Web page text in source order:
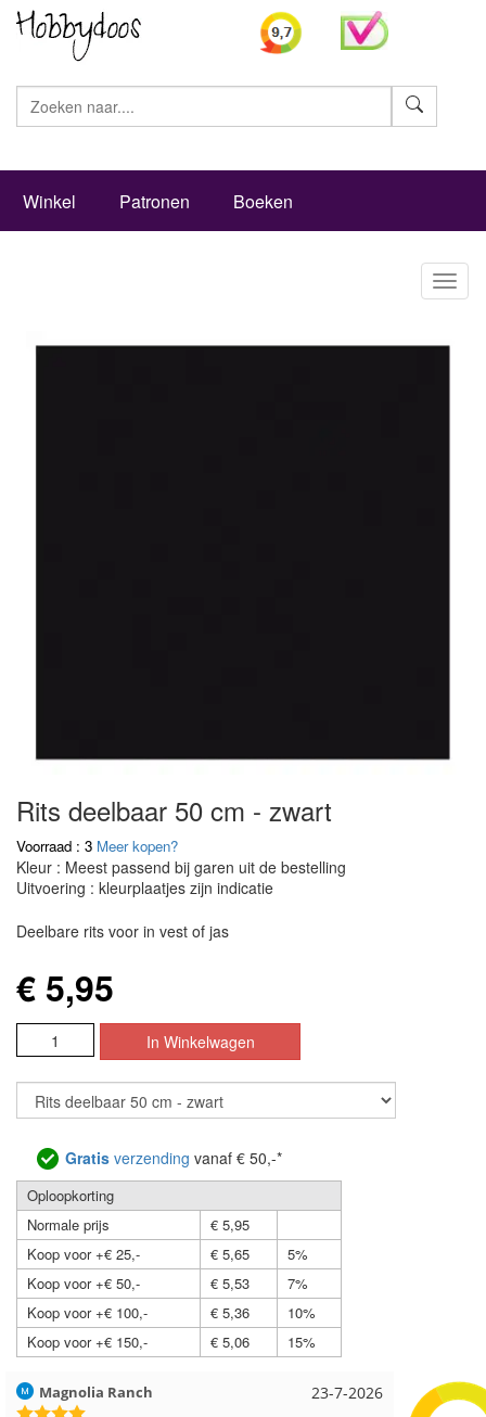
Winkel Patronen Boeken
Rits deelbaar 50 cm - zwart
Voorraad : 3 Meer kopen?
Kleur : Meest passend bij garen uit de bestelling
Uitvoering : kleurplaatjes zijn indicatie
Deelbare rits voor in vest of jas
€ 5,95
Gratis verzending vanaf € 50,-*
Oploopkorting
Normale prijs
€ 5,95
Koop voor +€ 25,-
€ 5,65
5%
Koop voor +€ 50,-
€ 5,53
7%
Koop voor +€ 100,-
€ 5,36
10%
Koop voor +€ 150,-
€ 5,06 15%
17-7-2026
Hilde uit Loyers Loes uit